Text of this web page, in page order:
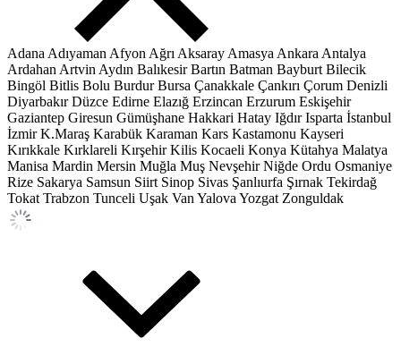
Adana Adıyaman Afyon Ağrı Aksaray Amasya Ankara Antalya
Ardahan Artvin Aydın Balıkesir Bartın Batman Bayburt Bilecik
Bingöl Bitlis Bolu Burdur Bursa Çanakkale Çankırı Çorum Denizli
Diyarbakır Düzce Edirne Elazığ Erzincan Erzurum Eskişehir
Gaziantep Giresun Gümüşhane Hakkari Hatay Iğdır Isparta İstanbul
İzmir K.Maraş Karabük Karaman Kars Kastamonu Kayseri
Kırıkkale Kırklareli Kırşehir Kilis Kocaeli Konya Kütahya Malatya
Manisa Mardin Mersin Muğla Muş Nevşehir Niğde Ordu Osmaniye
Rize Sakarya Samsun Siirt Sinop Sivas Şanlıurfa Şırnak Tekirdağ
Tokat Trabzon Tunceli Uşak Van Yalova Yozgat Zonguldak